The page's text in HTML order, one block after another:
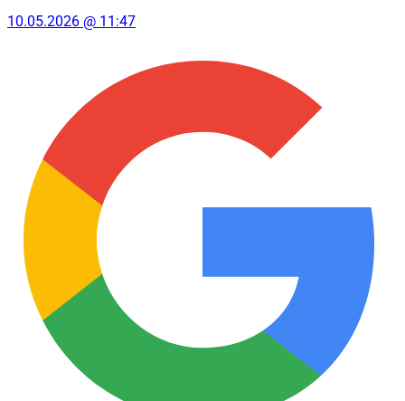
10.05.2026 @ 11:47